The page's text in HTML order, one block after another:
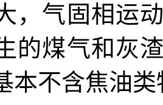
，气固相运
的煤气和灰
本不含焦油